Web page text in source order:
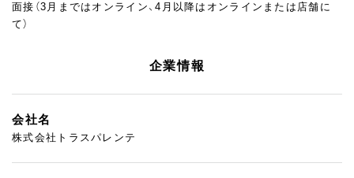
面接（3月まではオンライン、4月以降はオンラインまたは店舗に
て）
企業情報
会社名
株式会社トラスパレンテ